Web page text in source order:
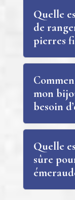
Quelle
de
pierres
mon
besoin
Quelle
sûre